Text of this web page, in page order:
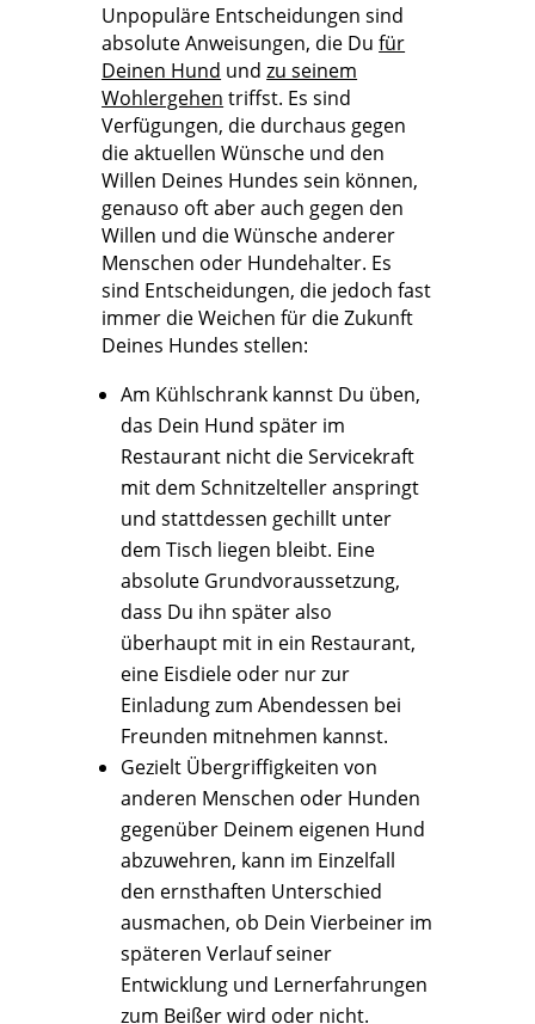
Unpopuläre Entscheidungen sind
absolute Anweisungen, die Dufür
Deinen Hund undzu seinem
Wohlergehen triffst. Es sind
Verfügungen, die durchaus gegen
die aktuellen Wünsche und den
Willen Deines Hundes sein können,
genauso oft aber auch gegen den
Willen und die Wünsche anderer
Menschen oder Hundehalter. Es
sind Entscheidungen, die jedoch fast
immer die Weichen für die Zukunft
Deines Hundes stellen:
Am Kühlschrank kannst Du üben,
das Dein Hund später im
Restaurant nicht die Servicekraft
mit dem Schnitzelteller anspringt
und stattdessen gechillt unter
dem Tisch liegen bleibt. Eine
absolute Grundvoraussetzung,
dass Du ihn später also
überhaupt mit in ein Restaurant,
eine Eisdiele oder nur zur
Einladung zum Abendessen bei
Freunden mitnehmen kannst.
Gezielt Übergriffigkeiten von
anderen Menschen oder Hunden
gegenüber Deinem eigenen Hund
abzuwehren, kann im Einzelfall
den ernsthaften Unterschied
ausmachen, ob Dein Vierbeiner im
späteren Verlauf seiner
Entwicklung und Lernerfahrungen
zum Beißer wird oder nicht.